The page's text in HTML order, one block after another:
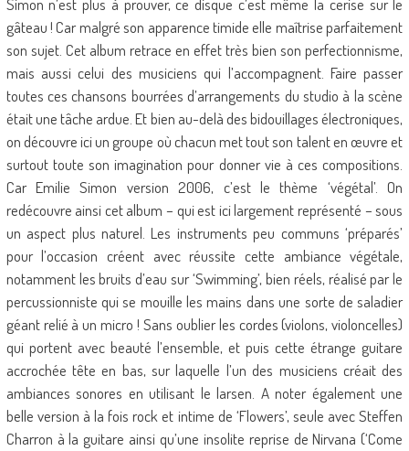
Simon n’est plus à prouver, ce disque c’est même la cerise sur le
gâteau ! Car malgré son apparence timide elle maîtrise parfaitement
son sujet. Cet album retrace en effet très bien son perfectionnisme,
mais aussi celui des musiciens qui l’accompagnent. Faire passer
toutes ces chansons bourrées d’arrangements du studio à la scène
était une tâche ardue. Et bien au-delà des bidouillages électroniques,
on découvre ici un groupe où chacun met tout son talent en œuvre et
surtout toute son imagination pour donner vie à ces compositions.
Car Emilie Simon version 2006, c’est le thème ‘végétal’. On
redécouvre ainsi cet album – qui est ici largement représenté – sous
un aspect plus naturel. Les instruments peu communs ‘préparés’
pour l’occasion créent avec réussite cette ambiance végétale,
notamment les bruits d’eau sur ‘Swimming’, bien réels, réalisé par le
percussionniste qui se mouille les mains dans une sorte de saladier
géant relié à un micro ! Sans oublier les cordes (violons, violoncelles)
qui portent avec beauté l’ensemble, et puis cette étrange guitare
accrochée tête en bas, sur laquelle l’un des musiciens créait des
ambiances sonores en utilisant le larsen. A noter également une
belle version à la fois rock et intime de ‘Flowers’, seule avec Steffen
Charron à la guitare ainsi qu’une insolite reprise de Nirvana (‘Come